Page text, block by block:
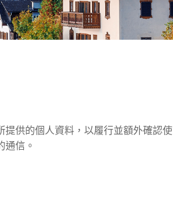
提供的個人資料，以履行並額外確認使
通信。